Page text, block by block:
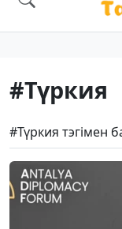
#Түркия
#Түркия тэгімен